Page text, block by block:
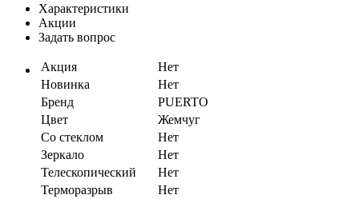
Характеристики
Акции
Задать вопрос
Акция
Нет
Новинка
Нет
Бренд
PUERTO
Цвет
Жемчуг
Со стеклом
Нет
Зеркало
Нет
Телескопический
Нет
Терморазрыв
Нет